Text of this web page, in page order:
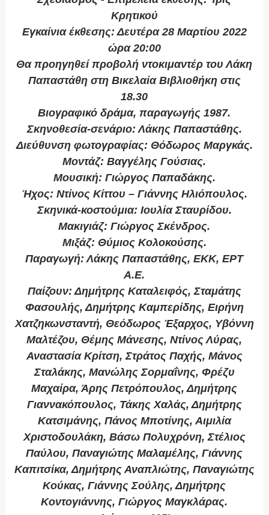
Κρητικού
Εγκαίνια έκθεσης: Δευτέρα 28 Μαρτίου 2022
ώρα 20:00
Θα προηγηθεί προβολή ντοκιμαντέρ του Λάκη
Παπαστάθη στη Βικελαία Βιβλιοθήκη στις
18.30
Βιογραφικό δράμα, παραγωγής 1987.
Σκηνοθεσία-σενάριο: Λάκης Παπαστάθης.
Διεύθυνση φωτογραφίας: Θόδωρος Μαργκάς.
Μοντάζ: Βαγγέλης Γούσιας.
Μουσική: Γιώργος Παπαδάκης.
Ήχος: Ντίνος Κίττου – Γιάννης Ηλιόπουλος.
Σκηνικά-κοστούμια: Ιουλία Σταυρίδου.
Μακιγιάζ: Γιώργος Σκένδρος.
Μιξάζ: Θύμιος Κολοκούσης.
Παραγωγή: Λάκης Παπαστάθης, ΕΚΚ, ΕΡΤ
Α.Ε.
Παίζουν: Δημήτρης Καταλειφός, Σταμάτης
Φασουλής, Δημήτρης Καμπερίδης, Ειρήνη
Χατζηκωνσταντή, Θεόδωρος Έξαρχος, Υβόννη
Μαλτέζου, Θέμης Μάνεσης, Ντίνος Λύρας,
Αναστασία Κρίτση, Στράτος Παχής, Μάνος
Σταλάκης, Μανώλης Σορμαΐνης, Φρέζυ
Μαχαίρα, Άρης Πετρόπουλος, Δημήτρης
Γιαννακόπουλος, Τάκης Χαλάς, Δημήτρης
Κατσιμάνης, Πάνος Μποτίνης, Αιμιλία
Χριστοδουλάκη, Βάσω Πολυχρόνη, Στέλιος
Παύλου, Παναγιώτης Μαλαμέλης, Γιάννης
Καπιτσίκα, Δημήτρης Αναπλιώτης, Παναγιώτης
Κούκας, Γιάννης Σούλης, Δημήτρης
Κοντογιάννης, Γιώργος Μαγκλάρας.